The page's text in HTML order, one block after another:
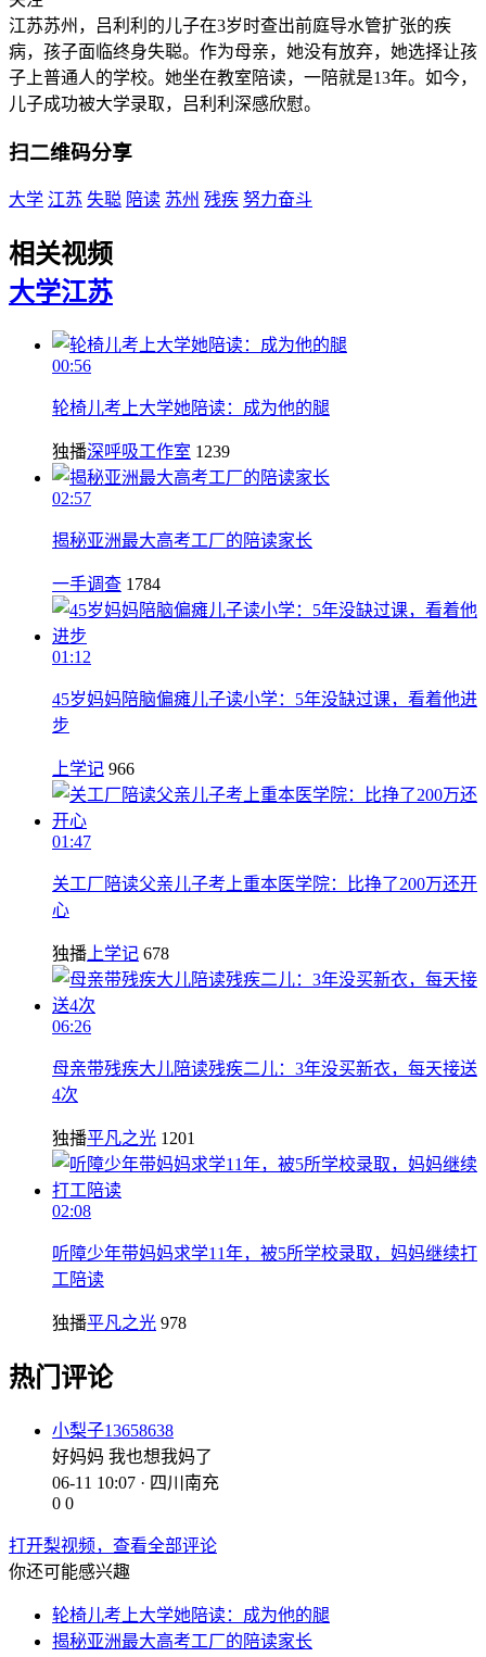
江苏苏州，吕利利的儿子在3岁时查出前庭导水管扩张的疾
病，孩子面临终身失聪。作为母亲，她没有放弃，她选择让孩
子上普通人的学校。她坐在教室陪读，一陪就是13年。如今，
儿子成功被大学录取，吕利利深感欣慰。
扫二维码分享
大学 江苏 失聪 陪读 苏州 残疾 努力奋斗
相关视频
大学江苏
00:56
轮椅儿考上大学她陪读：成为他的腿
独播深呼吸工作室 1239
02:57
揭秘亚洲最大高考工厂的陪读家长
一手调查 1784
01:12
45岁妈妈陪脑偏瘫儿子读小学：5年没缺过课，看着他进
步
上学记 966
01:47
关工厂陪读父亲儿子考上重本医学院：比挣了200万还开
心
独播 上学记 678
06:26
母亲带残疾大儿陪读残疾二儿：3年没买新衣，每天接送
4次
独播平凡之光 1201
02:08
听障少年带妈妈求学11年，被5所学校录取，妈妈继续打
工陪读
独播平凡之光 978
热门评论
小梨子13658638
好妈妈 我也想我妈了
06-11 10:07 · 四川南充
0 0
打开梨视频，查看全部评论
你还可能感兴趣
轮椅儿考上大学她陪读：成为他的腿
揭秘亚洲最大高考工厂的陪读家长